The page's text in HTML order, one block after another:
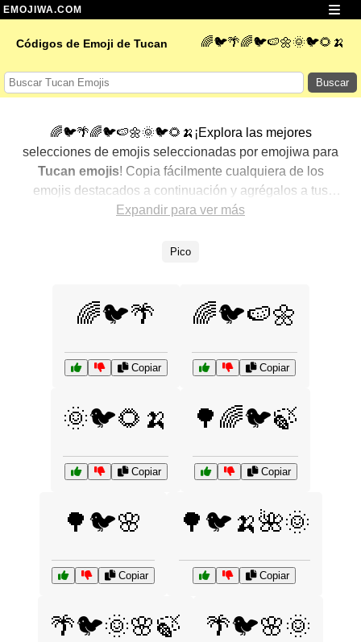
EMOJIWA.COM
Códigos de Emoji de Tucan 🌈🐦🌴🌈🐦🍉🌼🌞🐦🌻🍌
Buscar
🌈🐦🌴🌈🐦🍉🌼🌞🐦🌻🍌¡Explora las mejores
selecciones de emojis seleccionadas por emojiwa para
Tucan emojis! Copia fácilmente cualquiera de los
emojis destacados a continuación y agrégalos a tus
conversaciones para un toque personalizado. Hemos
mostrando primero los más populares. ¿Buscas más?
Expandir para ver más
Pico
🌈🐦🌴
Copiar
🌈🐦🍉🌼
Copiar
🌞🐦🌻🍌
Copiar
🌳🌈🐦🍃
Copiar
🌳🐦🌸
Copiar
🌳🐦🍌🌺🌞
Copiar
🌴🐦🌞🌸🍃 🌴🐦🌸🌞